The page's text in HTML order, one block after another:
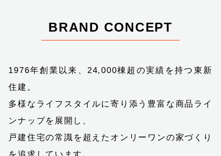
BRAND CONCEPT
1976年創業以来、24,000棟超の実績を持つ東新
住建。
多様なライフスタイルに寄り添う豊富な商品ライ
ンナップを展開し、
戸建住宅の常識を超えたオンリーワンの家づくり